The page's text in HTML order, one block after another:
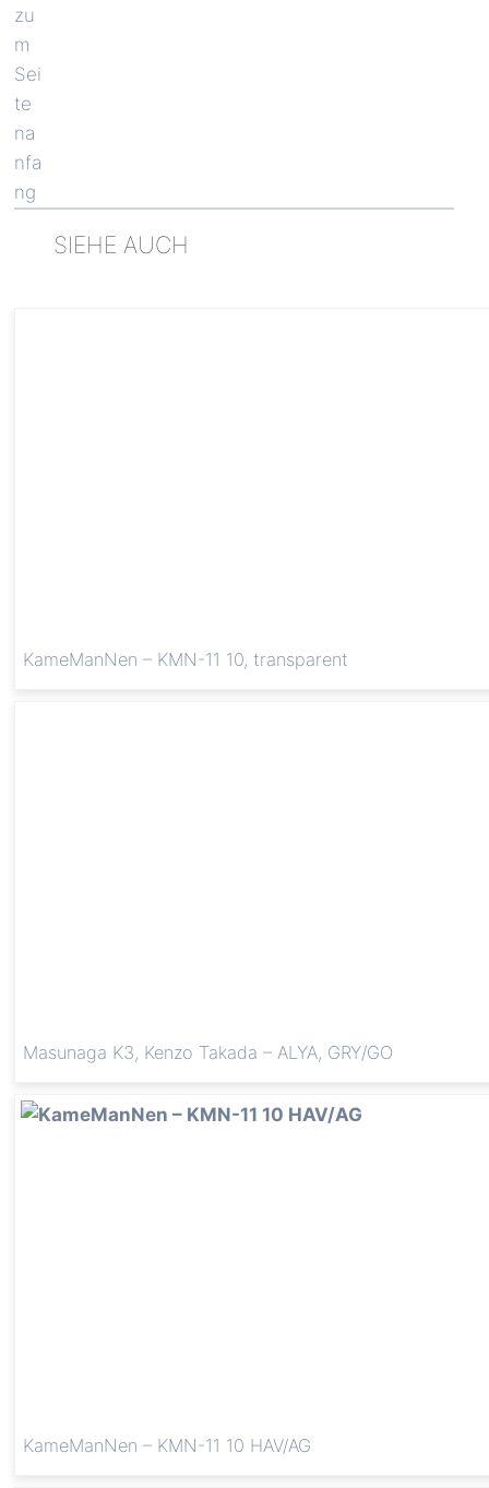
SIEHE AUCH
KameManNen – KMN-11 10, transparent
Masunaga K3, Kenzo Takada – ALYA, GRY/GO
KameManNen – KMN-11 10 HAV/AG